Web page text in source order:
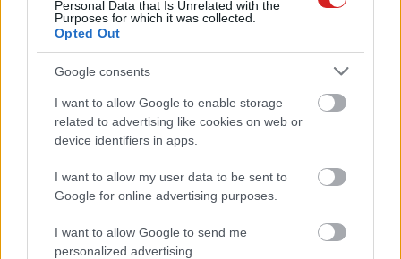
Personal Data that Is Unrelated with the
Purposes for which it was collected.
Opted Out
Google consents
I want to allow Google to enable storage
related to advertising like cookies on web or
device identifiers in apps.
I want to allow my user data to be sent to
Google for online advertising purposes.
I want to allow Google to send me
personalized advertising.
youtuber, aki megrendezte a
PCW.lite| 2022.04.23 07:51
Fél éven át tolta az álhíreket a
Facebook algoritmusa egy súlyos
hiba miatt
PCW.lite| 2022.04.02 09:25
Azzal gyanúsítanak egy
youtubert, hogy a nézettség
kedvéért zuhant le a repülőjével
PCW.lite| 2022.01.20 11:49